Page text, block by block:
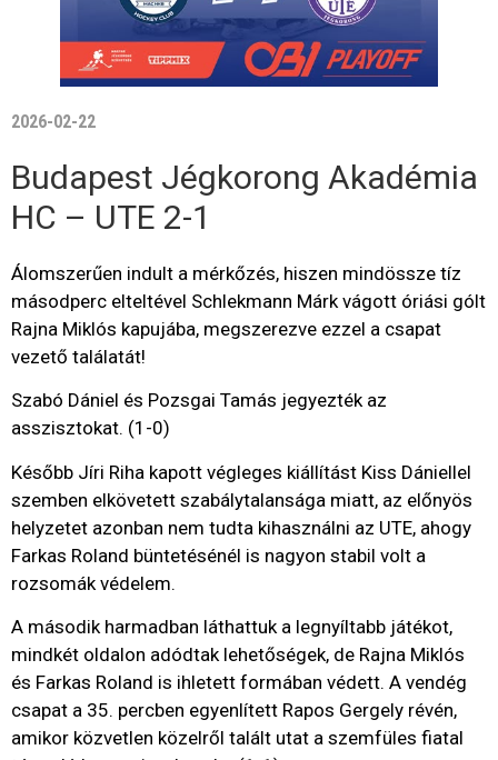
2026-02-22
Budapest Jégkorong Akadémia
HC – UTE 2-1
Álomszerűen indult a mérkőzés, hiszen mindössze tíz
másodperc elteltével Schlekmann Márk vágott óriási gólt
Rajna Miklós kapujába, megszerezve ezzel a csapat
vezető találatát!
Szabó Dániel és Pozsgai Tamás jegyezték az
asszisztokat. (1-0)
Később Jíri Riha kapott végleges kiállítást Kiss Dániellel
szemben elkövetett szabálytalansága miatt, az előnyös
helyzetet azonban nem tudta kihasználni az UTE, ahogy
Farkas Roland büntetésénél is nagyon stabil volt a
rozsomák védelem.
A második harmadban láthattuk a legnyíltabb játékot,
mindkét oldalon adódtak lehetőségek, de Rajna Miklós
és Farkas Roland is ihletett formában védett. A vendég
csapat a 35. percben egyenlített Rapos Gergely révén,
amikor közvetlen közelről talált utat a szemfüles fiatal